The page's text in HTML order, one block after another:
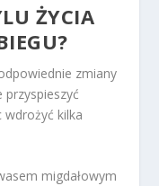
ŻYCIA
zmiany
kilka
migdałowym